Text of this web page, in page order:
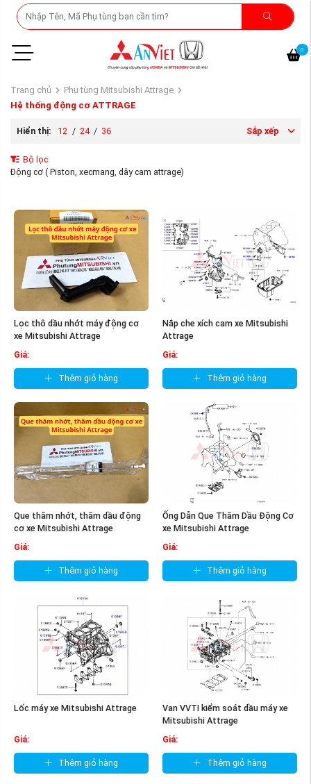
0
Trang chủ
Phụ tùng Mitsubishi Attrage
Hệ thống động cơ ATTRAGE
Hiển thị: 12 / 24 / 36 Sắp xếp
Bộ lọc
Động cơ ( Piston, xecmang, dây cam attrage)
Lọc thô dầu nhớt máy động cơ
xe Mitsubishi Attrage
Giá:
Thêm giỏ hàng
Nắp che xích cam xe Mitsubishi
Attrage
Giá:
Thêm giỏ hàng
Que thăm nhớt, thăm dầu động
cơ xe Mitsubishi Attrage
Giá:
Thêm giỏ hàng
Ống Dẫn Que Thăm Dầu Động Cơ
xe Mitsubishi Attrage
Giá:
Thêm giỏ hàng
Lốc máy xe Mitsubishi Attrage
Giá:
Thêm giỏ hàng
Van VVTI kiểm soát dầu máy xe
Mitsubishi Attrage
Giá:
Thêm giỏ hàng